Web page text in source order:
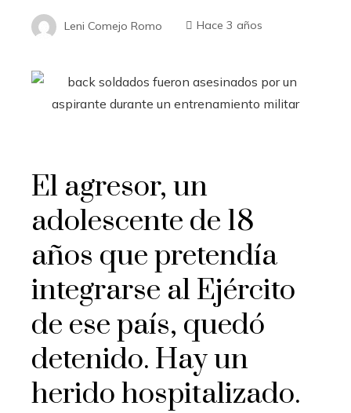
Leni Comejo Romo Hace 3 años
El agresor, un
adolescente de 18
años que pretendía
integrarse al Ejército
de ese país, quedó
detenido. Hay un
herido hospitalizado.